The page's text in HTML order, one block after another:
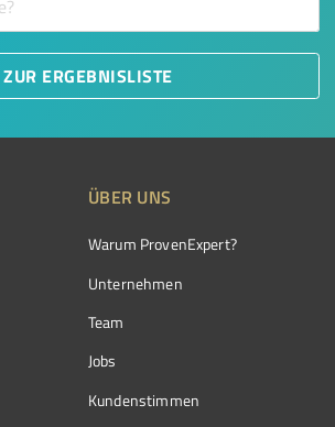
ZUR ERGEBNISLISTE
ÜBER UNS
Warum ProvenExpert?
Unternehmen
Team
Jobs
Kundenstimmen